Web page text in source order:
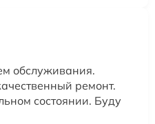
обслуживания.
ремонт.
состоянии. Буду